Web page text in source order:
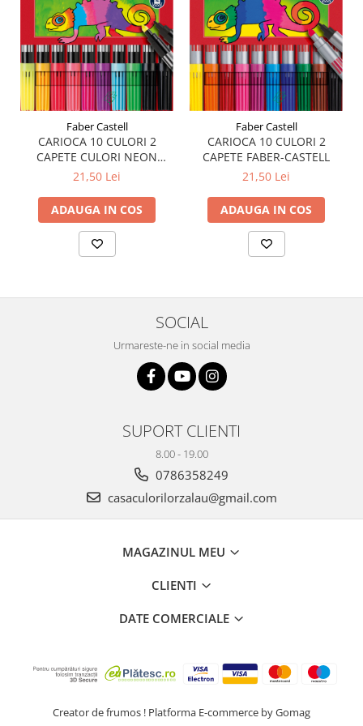
Faber Castell
CARIOCA 10 CULORI 2
CAPETE CULORI NEON
FABER-CASTELL
21,50 Lei
ADAUGA IN COS
Faber Castell
CARIOCA 10 CULORI 2
CAPETE FABER-CASTELL
21,50 Lei
ADAUGA IN COS
SOCIAL
Urmareste-ne in social media
SUPORT CLIENTI
8.00 - 19.00
0786358249
casaculorilorzalau@gmail.com
MAGAZINUL MEU
CLIENTI
DATE COMERCIALE
Creator de frumos ! Platforma E-commerce by Gomag